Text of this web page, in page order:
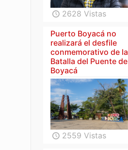
2628 Vistas
Puerto Boyacá no
realizará el desfile
conmemorativo de la
Batalla del Puente de
Boyacá
2559 Vistas